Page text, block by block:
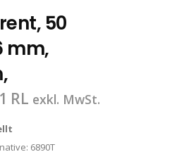
50
mm,
RL exkl. MwSt.
6890T